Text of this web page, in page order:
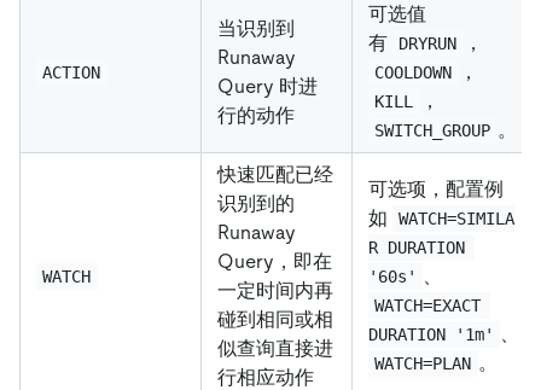
ACTION
当识别到
Runaway
Query 时进
行的动作
可选值
有
DRYRUN ，
COOLDOWN ，
KILL ，
SWITCH_GROUP 。
WATCH
快速匹配已经
识别到的
Runaway
Query，即在
一定时间内再
碰到相同或相
似查询直接进
行相应动作
可选项，配置例
如
WATCH=SIMILA
R DURATION
'60s'
WATCH=EXACT
DURATION '1m'
WATCH=PLAN 。